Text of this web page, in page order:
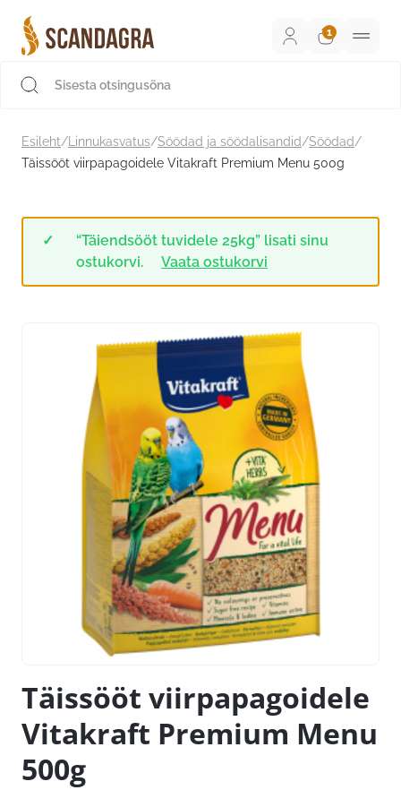
sisu
juurde
Esileht/ Linnukasvatus/Söödad ja söödalisandid/Söödad/
Täissööt viirpapagoidele Vitakraft Premium Menu 500g
“Täiendsööt tuvidele 25kg” lisati sinu
ostukorvi.
Vaata ostukorvi
Täissööt viirpapagoidele
Vitakraft Premium Menu
500g